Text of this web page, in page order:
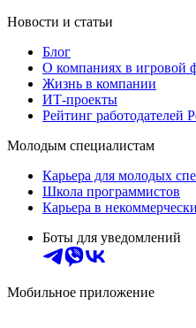
Новости и статьи
Блог
О компаниях в игровой
Жизнь в компании
ИТ-проекты
Рейтинг работодателей
Молодым специалистам
Карьера для молодых
Школа программистов
Карьера в
Боты для уведомлений
Мобильное приложение